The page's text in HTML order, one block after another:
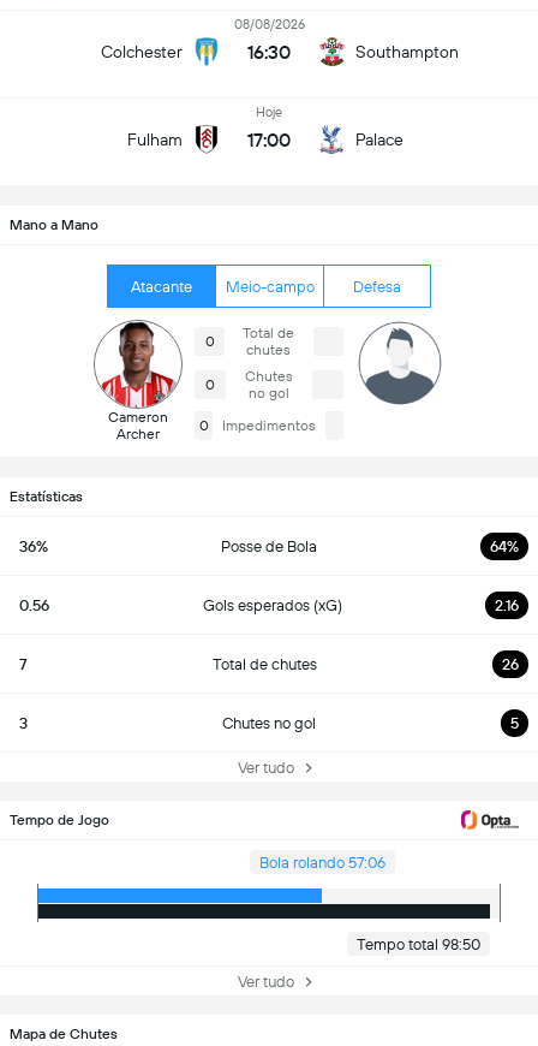
Colchester
08/08/2026
16:30 Southampton
Fulham
Hoje
17:00 Palace
Mano a Mano
Atacante Meio-campo Defesa
Cameron
Archer
0
Total de
chutes
0
Chutes
no gol
0
Impedimentos
Estatísticas
36% Posse de Bola 64%
0.56 Gols esperados (xG) 2.16
7 Total de chutes 26
3 Chutes no gol 5
Ver tudo
Tempo de Jogo
Bola rolando 57:06
Tempo total 98:50
Ver tudo
Mapa de Chutes